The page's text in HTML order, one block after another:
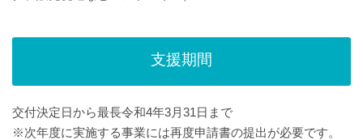
支援期間
交付決定日から最長令和4年3月31日まで
※次年度に実施する事業には再度申請書の提出が必要です。